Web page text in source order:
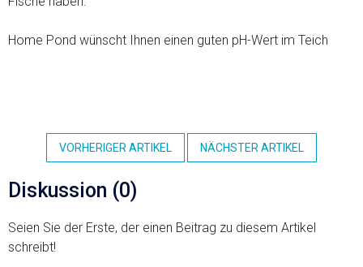
Home Pond wünscht Ihnen einen guten pH-Wert im Teich
VORHERIGER ARTIKEL NÄCHSTER ARTIKEL
Diskussion (0)
Seien Sie der Erste, der einen Beitrag zu diesem Artikel
schreibt!